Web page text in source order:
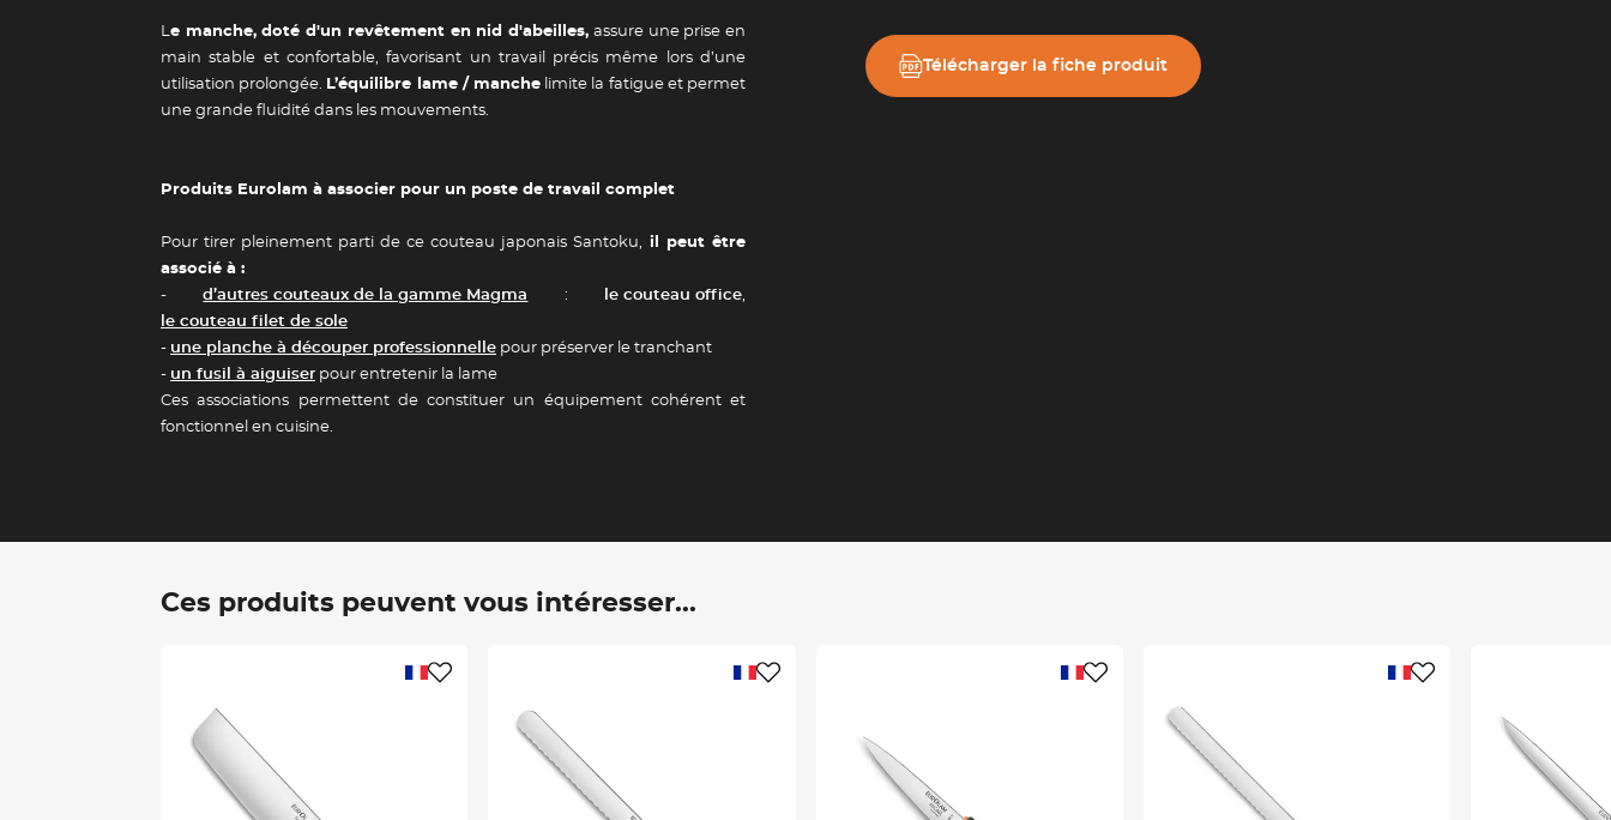
Le manche, doté d'un revêtement en nid d'abeilles, assure une prise en
main stable et confortable, favorisant un travail précis même lors d’une
utilisation prolongée. L’équilibre lame / manche limite la fatigue et permet
une grande fluidité dans les mouvements.
Produits Eurolam à associer pour un poste de travail complet
Pour tirer pleinement parti de ce couteau japonais Santoku, il peut être
associé à :
-d’autres couteaux de la gamme Magma : le couteau office,
le couteau filet de sole
- une planche à découper professionnelle pour préserver le tranchant
- un fusil à aiguiser pour entretenir la lame
Ces associations permettent de constituer un équipement cohérent et
fonctionnel en cuisine.
Télécharger la fiche produit
Ces produits peuvent vous intéresser...